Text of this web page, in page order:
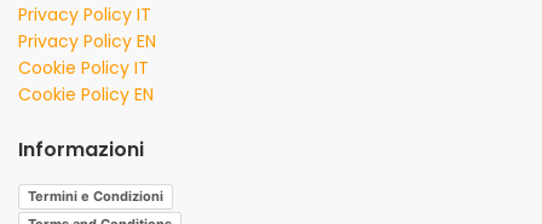
Privacy Policy IT
Privacy Policy EN
Cookie Policy IT
Cookie Policy EN
Informazioni
Termini e Condizioni